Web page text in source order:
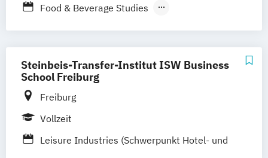
Food & Beverage Studies
International Hotel & Design Management
International Hotel Operations
Steinbeis-Transfer-Institut ISW Business
School Freiburg
Freiburg
Vollzeit
Leisure Industries (Schwerpunkt Hotel- und